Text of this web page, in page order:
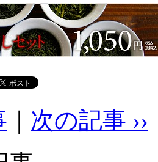
次の記事 ››